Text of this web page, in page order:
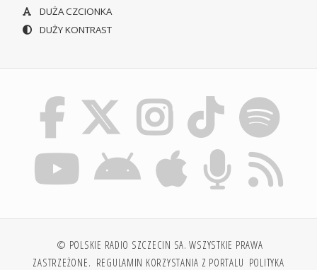
DUŻA CZCIONKA
DUŻY KONTRAST
© POLSKIE RADIO SZCZECIN SA. WSZYSTKIE PRAWA
ZASTRZEŻONE. REGULAMIN KORZYSTANIA Z PORTALU POLITYKA